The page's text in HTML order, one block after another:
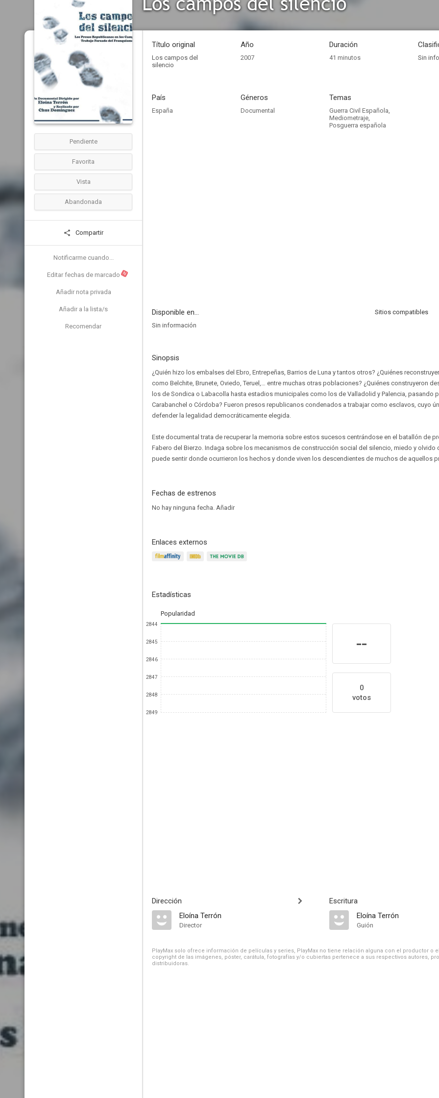
Pendiente
Favorita
Vista
Abandonada
Compartir
Notificarme cuando...
Editar fechas de marcado N
Añadir nota privada
Añadir a la lista/s
Recomendar
Título original
Los campos del
silencio
Año
2007
Duración
41 minutos Sin
País
España
Géneros
Documental
Temas
Guerra Civil Española,
Mediometraje,
Posguerra española
Disponible en...
Sitios compatibles
Sin información
Sinopsis
¿Quién hizo los embalses del Ebro, Entrepeñas, Barrios de Luna y tantos otros? ¿Quiénes
como Belchite, Brunete, Oviedo, Teruel,… entre muchas otras poblaciones? ¿Quiénes construyeron
los de Sondica o Labacolla hasta estadios municipales como los de Valladolid y Palencia, pasando
Carabanchel o Córdoba? Fueron presos republicanos condenados a trabajar como esclavos, cuyo
defender la legalidad democráticamente elegida.
Este documental trata de recuperar la memoria sobre estos sucesos centrándose en el batallón de
Fabero del Bierzo. Indaga sobre los mecanismos de construcción social del silencio, miedo y olvido
puede sentir donde ocurrieron los hechos y donde viven los descendientes de muchos de aquellos
Fechas de estrenos
No hay ninguna fecha. Añadir
Enlaces externos
Estadísticas
Popularidad
2844
2845
2846
2847
2848
2849
--
0
votos
Dirección
Eloína Terrón
Director
Escritura
Eloína Terrón
Guión
PlayMax solo ofrece información de películas y series, PlayMax no tiene relación alguna con el productor o
copyright de las imágenes, póster, carátula, fotografías y/o cubiertas pertenece a sus respectivos autores,
distribuidoras.